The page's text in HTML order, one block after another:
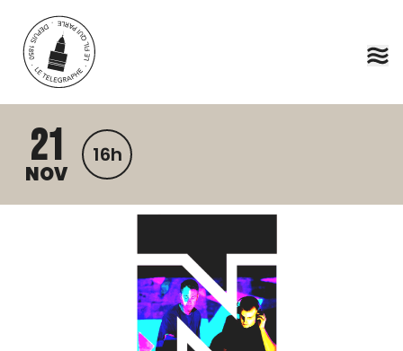
Aller au contenu principal
21
NOV
16h